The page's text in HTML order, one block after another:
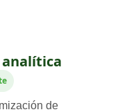
analítica
de